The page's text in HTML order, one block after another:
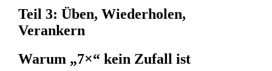
Teil 3: Üben, Wiederholen,
Verankern
Warum „7×“ kein Zufall ist